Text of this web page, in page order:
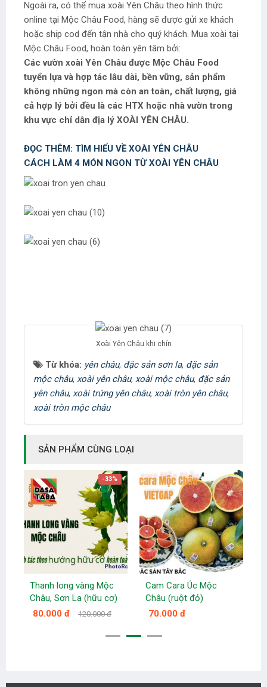
Ngoài ra, có thể mua xoài Yên Châu theo hình thức
online tại Mộc Châu Food, hàng sẽ được gửi xe khách
hoặc ship cod đến tận nhà cho quý khách. Mua xoài tại
Mộc Châu Food, hoàn toàn yên tâm bởi:
Các vườn xoài Yên Châu được Mộc Châu Food
tuyển lựa và hợp tác lâu dài, bền vững, sản phẩm
không những ngon mà còn an toàn, chất lượng, giá
cả hợp lý bởi đều là các HTX hoặc nhà vườn trong
khu vực chỉ dẫn địa lý XOÀI YÊN CHÂU.
ĐỌC THÊM: TÌM HIỂU VỀ XOÀI YÊN CHÂU
CÁCH LÀM 4 MÓN NGON TỪ XOÀI YÊN CHÂU
Xoài Yên Châu khi chín
Từ khóa: yên châu, đặc sản sơn la, đặc sản
mộc châu, xoài yên châu, xoài mộc châu, đặc sản
yên châu, xoài trứng yên châu, xoài tròn yên châu,
xoài tròn mộc châu
SẢN PHẨM CÙNG LOẠI
-33%
Thanh long vàng Mộc
Châu, Sơn La (hữu cơ)
80.000 đ
120.000 đ
Cam Cara Úc Mộc
Châu (ruột đỏ)
70.000 đ